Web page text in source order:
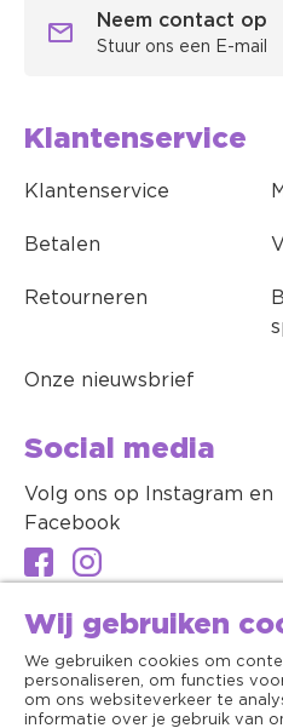
Neem contact op
Stuur ons een E-mail
Klantenservice
Klantenservice
Betalen
Retourneren
Onze nieuwsbrief
Social media
Volg ons op Instagram en
Facebook
Wij gebruiken
We gebruiken cookies om
personaliseren, om functies
om ons websiteverkeer te
informatie over je gebruik van